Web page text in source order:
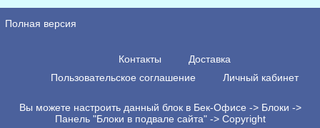
Полная версия
Контакты
Доставка
Пользовательское соглашение
Личный кабинет
Вы можете настроить данный блок в Бек-Офисе -> Блоки ->
Панель "Блоки в подвале сайта" -> Copyright